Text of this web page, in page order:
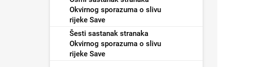
Okvirnog sporazuma o slivu
rijeke Save
Šesti sastanak stranaka
Okvirnog sporazuma o slivu
rijeke Save